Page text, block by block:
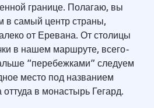
границе. Полагаю, вы
в самый центр страны,
от Еревана. От столицы
в нашем маршруте, всего-
“перебежками” следуем
место под названием
в монастырь Гегард.